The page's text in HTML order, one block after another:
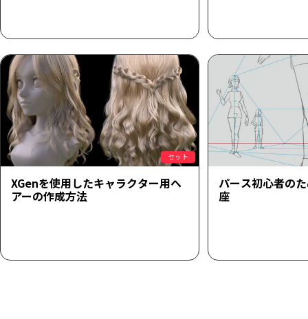
セット
XGenを使用したキャラクター用ヘ
アーの作成方法
パース初心者の
座